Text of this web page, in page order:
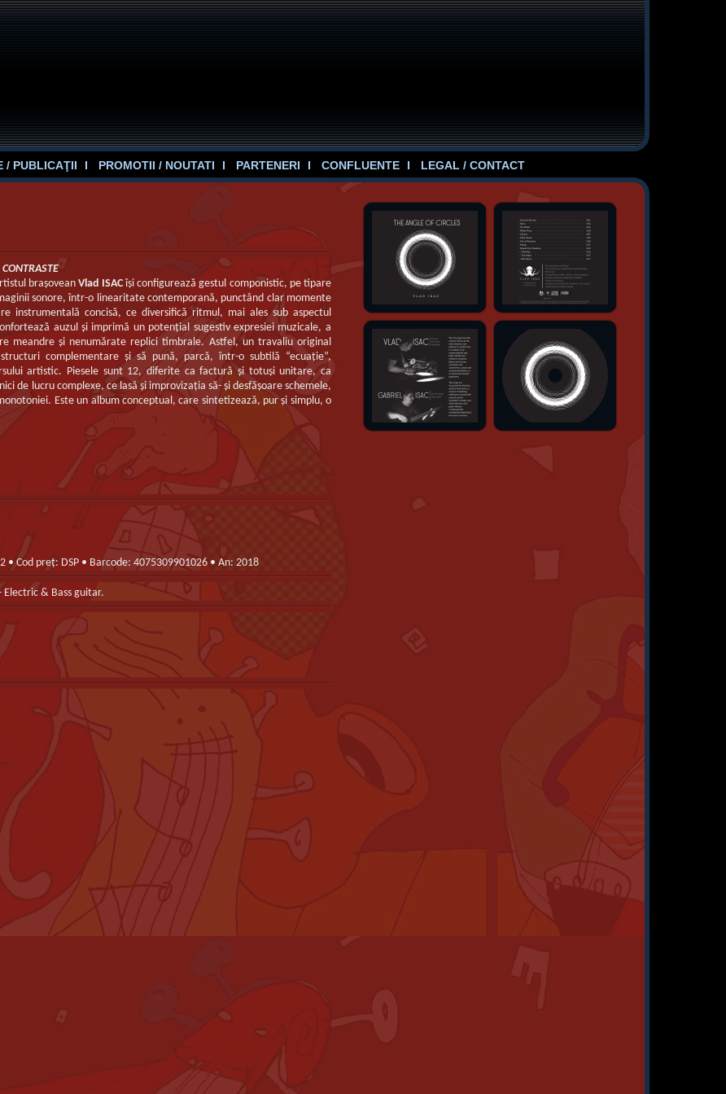
/ PUBLICAŢII PROMOTII / NOUTATI PARTENERI CONFLUENTE LEGAL / CONTACT
braşovean Vlad ISACîşi configurează gestul componistic, pe tipare
sonore, într-o linearitate contemporană, punctând clar momente
instrumentală concisă, ce diversifică ritmul, mai ales sub aspectul
auzul şi imprimă un potenţial sugestiv expresiei muzicale, a
meandre şi nenumărate replici timbrale. Astfel, un travaliu original
complementare şi să pună, parcă, într-o subtilă “ecuaţie”,
artistic. Piesele sunt 12, diferite ca factură şi totuşi unitare, ca
de lucru complexe, ce lasă şi improvizaţia să- şi desfăşoare schemele,
Este un album conceptual, care sintetizează, pur şi simplu, o
• Cod preț: DSP • Barcode: 4075309901026 • An: 2018
Electric & Bass guitar.